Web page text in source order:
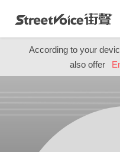
According to your
also offer